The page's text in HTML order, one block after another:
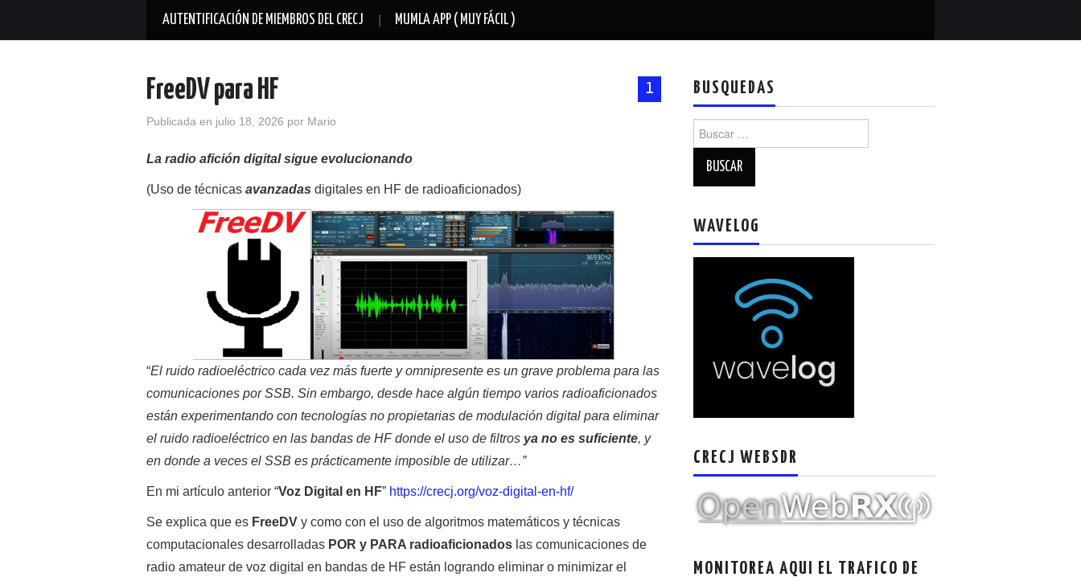
AUTENTIFICACIÓN DE MIEMBROS DEL CRECJ MUMLA APP ( MUY FÁCIL )
1
FreeDV para HF
Publicada en julio 18, 2026 por Mario
La radio afición digital sigue evolucionando
(Uso de técnicas avanzadas digitales en HF de radioaficionados)
“El ruido radioeléctrico cada vez más fuerte y omnipresente es un grave problema para las
comunicaciones por SSB. Sin embargo, desde hace algún tiempo varios radioaficionados
están experimentando con tecnologías no propietarias de modulación digital para eliminar
el ruido radioeléctrico en las bandas de HF donde el uso de filtros ya no es suficiente, y
en donde a veces el SSB es prácticamente imposible de utilizar…”
En mi artículo anterior “Voz Digital en HF” https://crecj.org/voz-digital-en-hf/
Se explica que es FreeDV y como con el uso de algoritmos matemáticos y técnicas
computacionales desarrolladas POR y PARA radioaficionados las comunicaciones de
radio amateur de voz digital en bandas de HF están logrando eliminar o minimizar el
BUSQUEDAS
WAVELOG
CRECJ WEBSDR
MONITOREA AQUI EL TRAFICO DE